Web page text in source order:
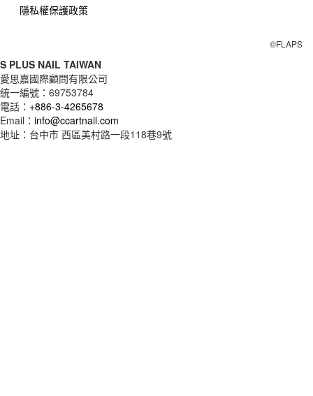
隱私權保護政策
©FLAPS
S PLUS NAIL TAIWAN
愛思嘉國際顧問有限公司
統一編號： 69753784
電話： +886-3-4265678
Email： info@ccartnail.com
地址： 台中市 西區美村路一段118巷9號